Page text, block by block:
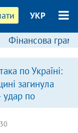
УКР
Фінансова
по Україні:
загинула
удар по